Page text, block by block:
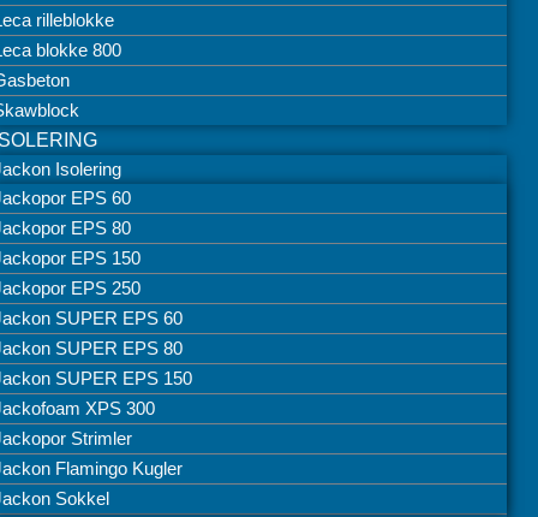
rilleblokke
blokke 800
Isolering
EPS 60
EPS 80
EPS 150
EPS 250
SUPER EPS 60
SUPER EPS 80
SUPER EPS 150
XPS 300
Strimler
Flamingo Kugler
Sokkel